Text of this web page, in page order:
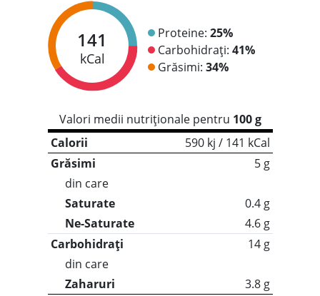
141
kCal
Proteine: 25%
Carbohidrați: 41%
Grăsimi: 34%
Valori medii nutriționale pentru 100 g
Calorii
590 kj / 141 kCal
Grăsimi
5 g
din care
Saturate
0.4 g
Ne-Saturate
4.6 g
Carbohidrați
14 g
din care
Zaharuri
3.8 g